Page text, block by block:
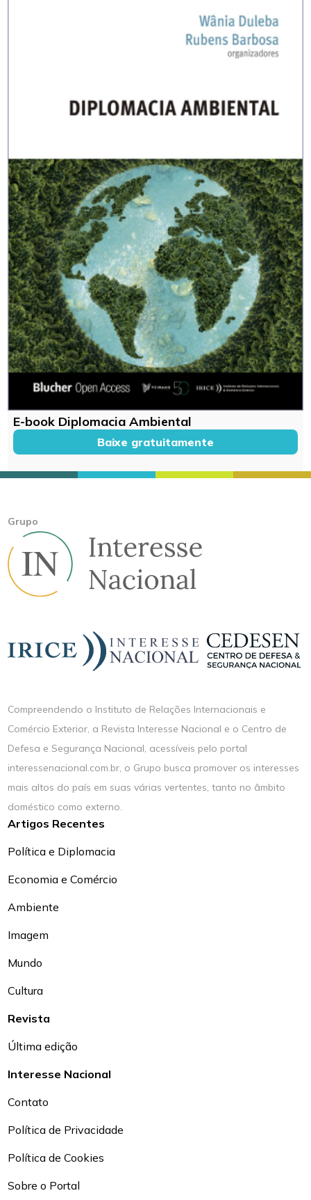
E-book Diplomacia Ambiental
Baixe gratuitamente
Grupo
Compreendendo o Instituto de Relações Internacionais e
Comércio Exterior, a Revista Interesse Nacional e o Centro de
Defesa e Segurança Nacional, acessíveis pelo portal
interessenacional.com.br, o Grupo busca promover os interesses
mais altos do país em suas várias vertentes, tanto no âmbito
doméstico como externo.
Artigos Recentes
Política e Diplomacia
Economia e Comércio
Ambiente
Imagem
Mundo
Cultura
Revista
Última edição
Interesse Nacional
Contato
Política de Privacidade
Política de Cookies
Sobre o Portal